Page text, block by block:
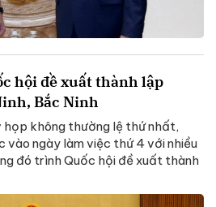
hội đề xuất thành lập
Bắc Ninh
họp không thường lệ thứ nhất,
vào ngày làm việc thứ 4 với nhiều
đó trình Quốc hội đề xuất thành